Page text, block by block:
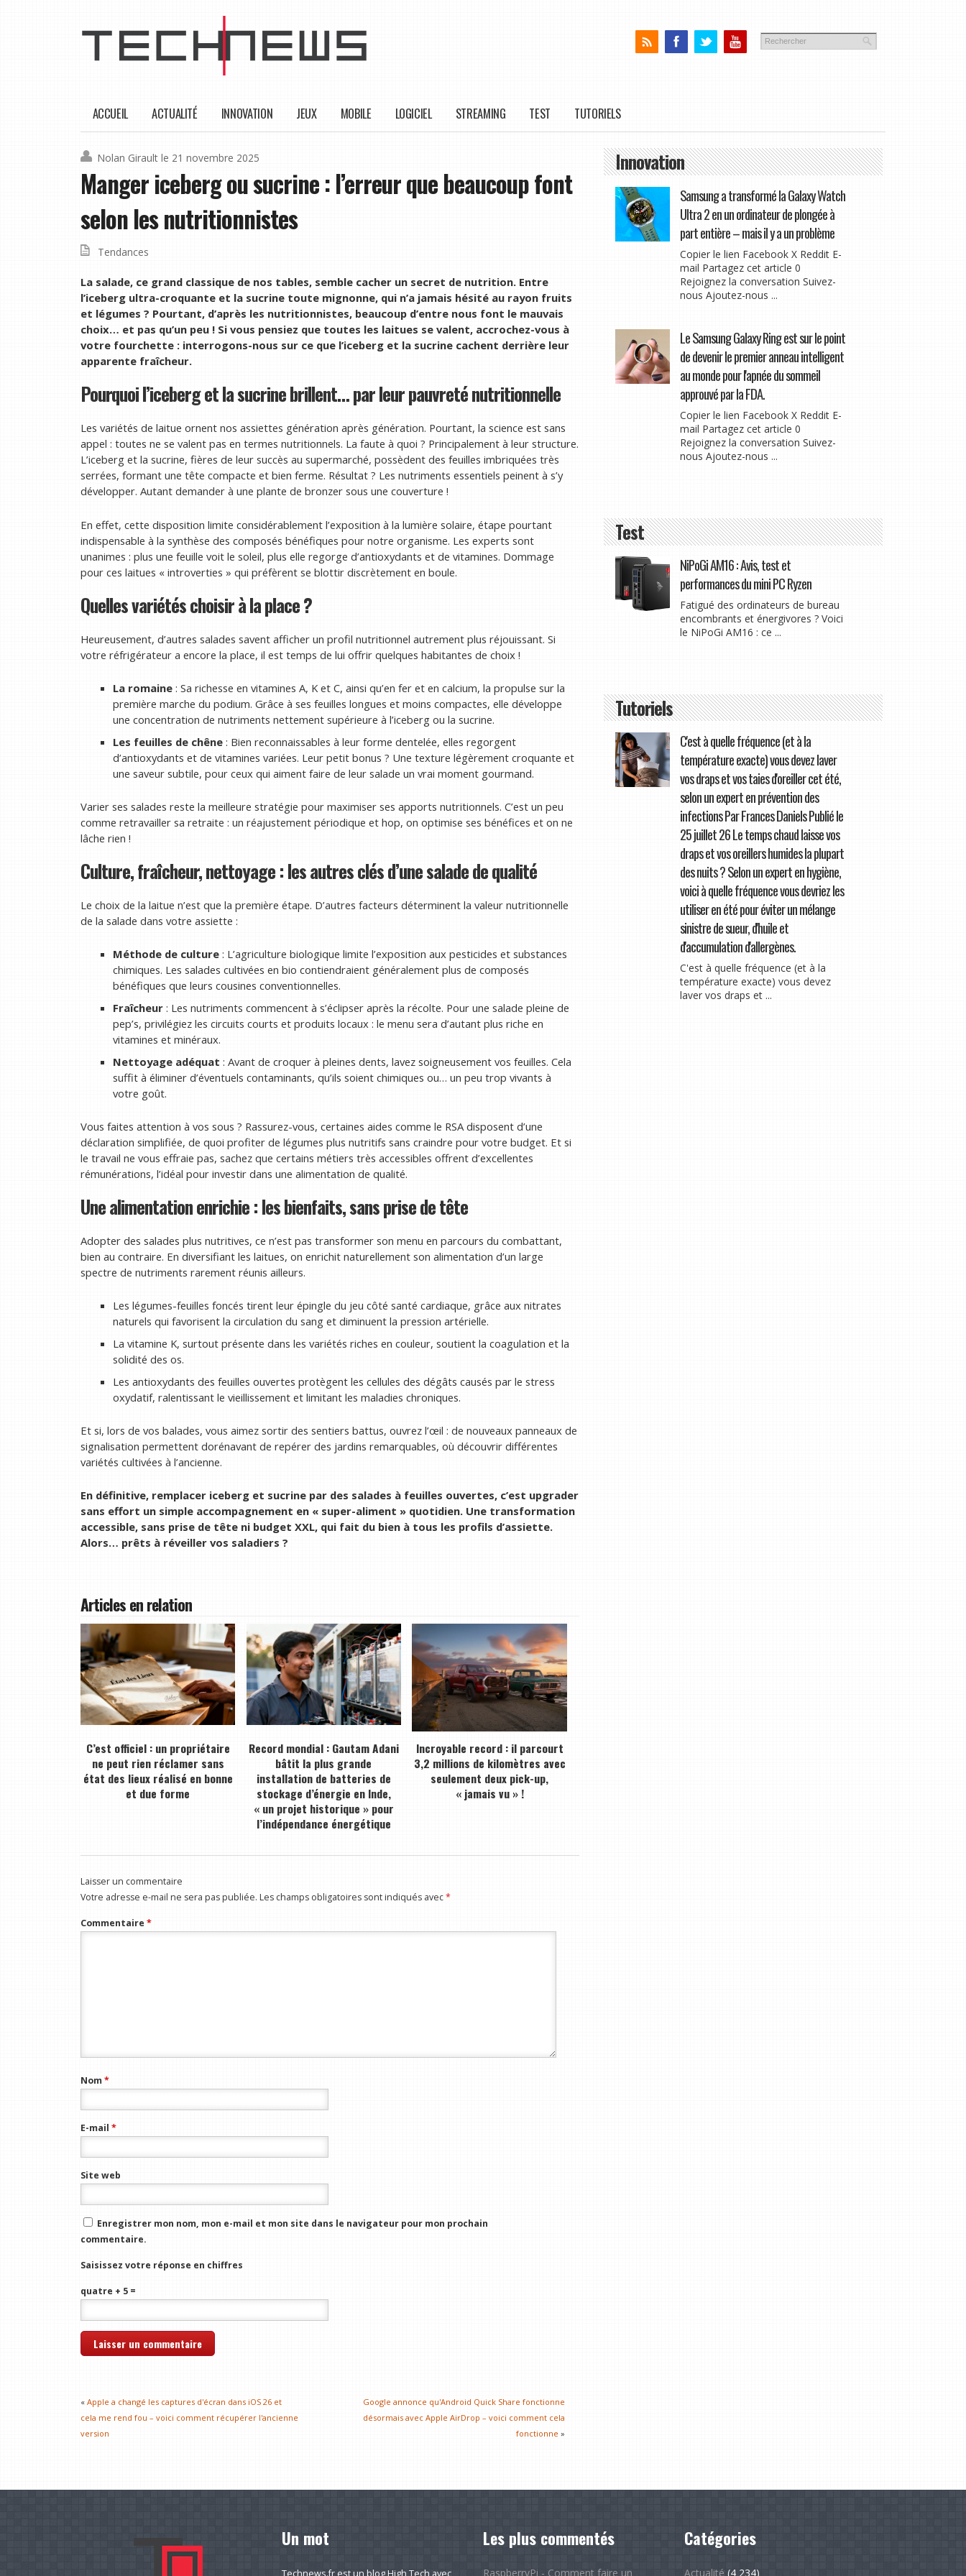
ACCUEIL ACTUALITÉ INNOVATION JEUX MOBILE LOGICIEL STREAMING TEST TUTORIELS
Nolan Girault le 21 novembre 2025
Manger iceberg ou sucrine : l’erreur que beaucoup font
selon les nutritionnistes
Tendances
La salade, ce grand classique de nos tables, semble cacher un secret de nutrition. Entre
l’iceberg ultra-croquante et la sucrine toute mignonne, qui n’a jamais hésité au rayon fruits
et légumes ? Pourtant, d’après les nutritionnistes, beaucoup d’entre nous font le mauvais
choix… et pas qu’un peu ! Si vous pensiez que toutes les laitues se valent, accrochez-vous à
votre fourchette : interrogons-nous sur ce que l’iceberg et la sucrine cachent derrière leur
apparente fraîcheur.
Pourquoi l’iceberg et la sucrine brillent… par leur pauvreté nutritionnelle
Les variétés de laitue ornent nos assiettes génération après génération. Pourtant, la science est sans
appel : toutes ne se valent pas en termes nutritionnels. La faute à quoi ? Principalement à leur structure.
L’iceberg et la sucrine, fières de leur succès au supermarché, possèdent des feuilles imbriquées très
serrées, formant une tête compacte et bien ferme. Résultat ? Les nutriments essentiels peinent à s’y
développer. Autant demander à une plante de bronzer sous une couverture !
En effet, cette disposition limite considérablement l’exposition à la lumière solaire, étape pourtant
indispensable à la synthèse des composés bénéfiques pour notre organisme. Les experts sont
unanimes : plus une feuille voit le soleil, plus elle regorge d’antioxydants et de vitamines. Dommage
pour ces laitues « introverties » qui préfèrent se blottir discrètement en boule.
Quelles variétés choisir à la place ?
Heureusement, d’autres salades savent afficher un profil nutritionnel autrement plus réjouissant. Si
votre réfrigérateur a encore la place, il est temps de lui offrir quelques habitantes de choix !
La romaine: Sa richesse en vitamines A, K et C, ainsi qu’en fer et en calcium, la propulse sur la
première marche du podium. Grâce à ses feuilles longues et moins compactes, elle développe
une concentration de nutriments nettement supérieure à l’iceberg ou la sucrine.
Les feuilles de chêne: Bien reconnaissables à leur forme dentelée, elles regorgent
d’antioxydants et de vitamines variées. Leur petit bonus ? Une texture légèrement croquante et
une saveur subtile, pour ceux qui aiment faire de leur salade un vrai moment gourmand.
Varier ses salades reste la meilleure stratégie pour maximiser ses apports nutritionnels. C’est un peu
comme retravailler sa retraite : un réajustement périodique et hop, on optimise ses bénéfices et on ne
lâche rien !
Culture, fraîcheur, nettoyage : les autres clés d’une salade de qualité
Le choix de la laitue n’est que la première étape. D’autres facteurs déterminent la valeur nutritionnelle
de la salade dans votre assiette :
Méthode de culture: L’agriculture biologique limite l’exposition aux pesticides et substances
chimiques. Les salades cultivées en bio contiendraient généralement plus de composés
bénéfiques que leurs cousines conventionnelles.
Fraîcheur: Les nutriments commencent à s’éclipser après la récolte. Pour une salade pleine de
pep’s, privilégiez les circuits courts et produits locaux : le menu sera d’autant plus riche en
vitamines et minéraux.
Nettoyage adéquat : Avant de croquer à pleines dents, lavez soigneusement vos feuilles. Cela
suffit à éliminer d’éventuels contaminants, qu’ils soient chimiques ou… un peu trop vivants à
votre goût.
Vous faites attention à vos sous ? Rassurez-vous, certaines aides comme le RSA disposent d’une
déclaration simplifiée, de quoi profiter de légumes plus nutritifs sans craindre pour votre budget. Et si
le travail ne vous effraie pas, sachez que certains métiers très accessibles offrent d’excellentes
rémunérations, l’idéal pour investir dans une alimentation de qualité.
Une alimentation enrichie : les bienfaits, sans prise de tête
Adopter des salades plus nutritives, ce n’est pas transformer son menu en parcours du combattant,
bien au contraire. En diversifiant les laitues, on enrichit naturellement son alimentation d’un large
spectre de nutriments rarement réunis ailleurs.
Les légumes-feuilles foncés tirent leur épingle du jeu côté santé cardiaque, grâce aux nitrates
naturels qui favorisent la circulation du sang et diminuent la pression artérielle.
La vitamine K, surtout présente dans les variétés riches en couleur, soutient la coagulation et la
solidité des os.
Les antioxydants des feuilles ouvertes protègent les cellules des dégâts causés par le stress
oxydatif, ralentissant le vieillissement et limitant les maladies chroniques.
Et si, lors de vos balades, vous aimez sortir des sentiers battus, ouvrez l’œil : de nouveaux panneaux de
signalisation permettent dorénavant de repérer des jardins remarquables, où découvrir différentes
variétés cultivées à l’ancienne.
En définitive, remplacer iceberg et sucrine par des salades à feuilles ouvertes, c’est upgrader
sans effort un simple accompagnement en « super-aliment » quotidien. Une transformation
accessible, sans prise de tête ni budget XXL, qui fait du bien à tous les profils d’assiette.
Alors… prêts à réveiller vos saladiers ?
Articles en relation
C’est officiel : un propriétaire
ne peut rien réclamer sans
état des lieux réalisé en bonne
et due forme
Record mondial : Gautam Adani
bâtit la plus grande
installation de batteries de
stockage d’énergie en Inde,
« un projet historique » pour
l’indépendance énergétique
Incroyable record : il parcourt
3,2 millions de kilomètres avec
seulement deux pick-up,
« jamais vu » !
Laisser un commentaire
Votre adresse e-mail ne sera pas publiée. Les champs obligatoires sont indiqués avec*
Commentaire *
Nom*
E-mail *
Site web
Enregistrer mon nom, mon e-mail et mon site dans le navigateur pour mon prochain
commentaire.
Saisissez votre réponse en chiffres
quatre + 5 =
« Apple a changé les captures d'écran dans iOS 26 et
cela me rend fou – voici comment récupérer l'ancienne
version
Google annonce qu'Android Quick Share fonctionne
désormais avec Apple AirDrop – voici comment cela
fonctionne »
Innovation
Samsung a transformé la Galaxy Watch
Ultra 2 en un ordinateur de plongée à
part entière – mais il y a un problème
Copier le lien Facebook X Reddit E-
mail Partagez cet article 0
Rejoignez la conversation Suivez-
nous Ajoutez-nous ...
Le Samsung Galaxy Ring est sur le point
de devenir le premier anneau intelligent
au monde pour l'apnée du sommeil
approuvé par la FDA.
Copier le lien Facebook X Reddit E-
mail Partagez cet article 0
Rejoignez la conversation Suivez-
nous Ajoutez-nous ...
Test
NiPoGi AM16 : Avis, test et
performances du mini PC Ryzen
Fatigué des ordinateurs de bureau
encombrants et énergivores ? Voici
le NiPoGi AM16 : ce ...
Tutoriels
C'est à quelle fréquence (et à la
température exacte) vous devez laver
vos draps et vos taies d'oreiller cet été,
selon un expert en prévention des
infections Par Frances Daniels Publié le
25 juillet 26 Le temps chaud laisse vos
draps et vos oreillers humides la plupart
des nuits ? Selon un expert en hygiène,
voici à quelle fréquence vous devriez les
utiliser en été pour éviter un mélange
sinistre de sueur, d'huile et
d'accumulation d'allergènes.
C'est à quelle fréquence (et à la
température exacte) vous devez
laver vos draps et ...
Un mot
Technews.fr est un blog High Tech avec
Les plus commentés
RaspberryPi - Comment faire un
Catégories
Actualité (4 234)